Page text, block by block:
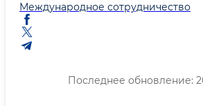
Международное сотрудничество
Последнее обновление: